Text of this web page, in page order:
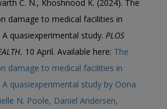
C. N., Khoshnood K. (2024). The
damage to medical facilities in
quasiexperimental study. PLOS
10 April. Available here: The
damage to medical facilities in
quasiexperimental study by Oona
N. Poole, Daniel Andersen,